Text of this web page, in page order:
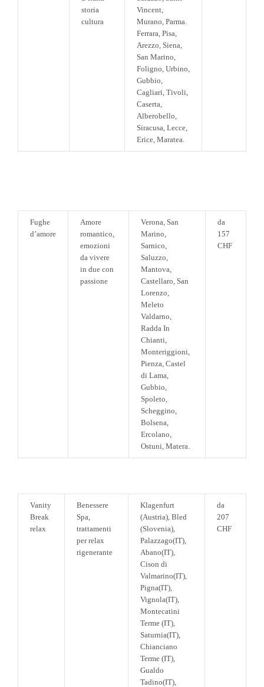
storia
cultura
Vincent,
Murano, Parma.
Ferrara, Pisa,
Arezzo, Siena,
San Marino,
Foligno, Urbino,
Gubbio,
Cagliari, Tivoli,
Caserta,
Alberobello,
Siracusa, Lecce,
Erice, Maratea.
Fughe
d’amore
Amore
romantico,
emozioni
da vivere
in due con
passione
Verona, San
Marino,
Sarnico,
Saluzzo,
Mantova,
Castellaro, San
Lorenzo,
Meleto
Valdarno,
Radda In
Chianti,
Monteriggioni,
Pienza, Castel
di Lama,
Gubbio,
Spoleto,
Scheggino,
Bolsena,
Ercolano,
Ostuni, Matera.
da
157
CHF
Vanity
Break
relax
Benessere
Spa,
trattamenti
per relax
rigenerante
Klagenfurt
(Austria), Bled
(Slovenia),
Palazzago(IT),
Abano(IT),
Cison di
Valmarino(IT),
Pigna(IT),
Vignola(IT),
Montecatini
Terme (IT),
Saturnia(IT),
Chianciano
Terme (IT),
Gualdo
Tadino(IT),
da
207
CHF